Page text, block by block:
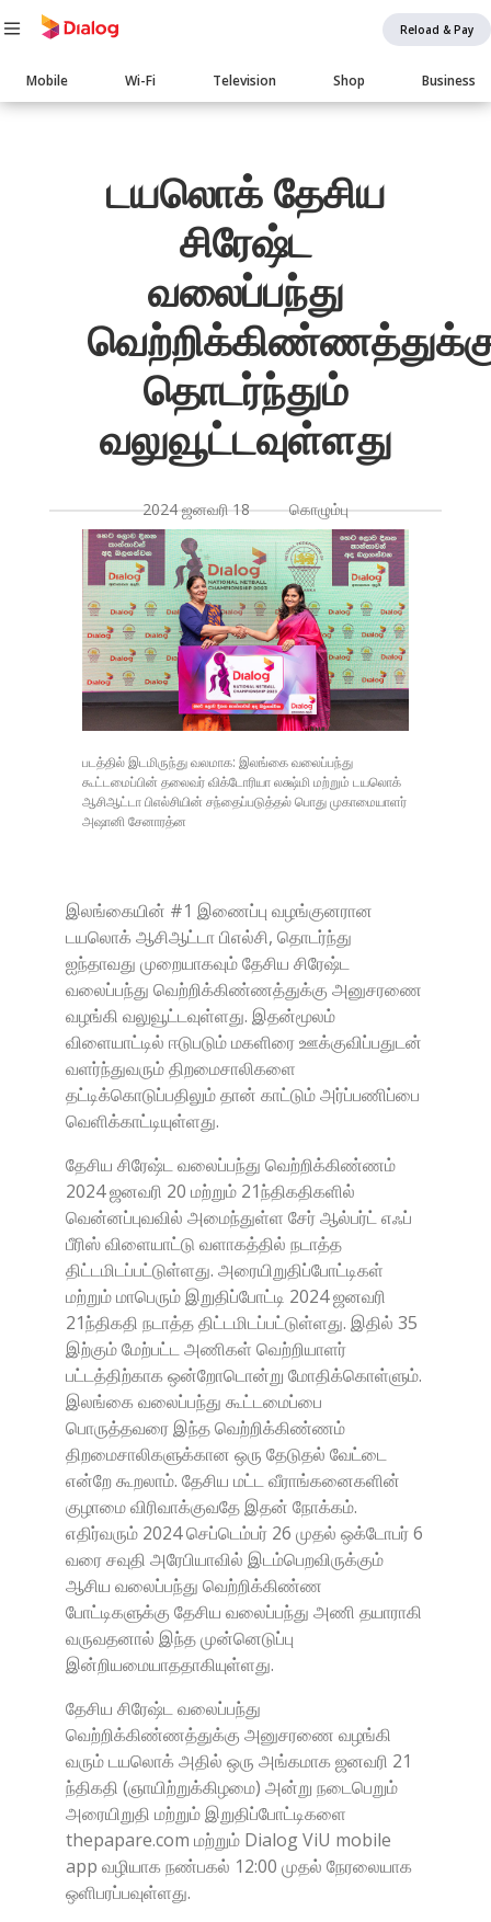
Reload & Pay
Main
navigation
Mobile Wi-Fi Television Shop Business
Body
டயலொக் தேசிய
சிரேஷ்ட
வலைப்பந்து
தொடர்ந்தும்
வலுவூட்டவுள்ளது
2024 ஜனவரி 18 கொழும்பு
படத்தில் இடமிருந்து வலமாக: இலங்கை வலைப்பந்து
கூட்டமைப்பின் தலைவர் விக்டோரியா லக்ஷ்மி மற்றும் டயலொக்
ஆசிஆட்டா பிஎல்சியின் சந்தைப்படுத்தல் பொது முகாமையாளர்
அஷானி சேனாரத்ன
இலங்கையின் #1 இணைப்பு வழங்குனரான
டயலொக் ஆசிஆட்டா பிஎல்சி, தொடர்ந்து
ஐந்தாவது முறையாகவும் தேசிய சிரேஷ்ட
வலைப்பந்து வெற்றிக்கிண்ணத்துக்கு அனுசரணை
வழங்கி வலுவூட்டவுள்ளது. இதன்மூலம்
விளையாட்டில் ஈடுபடும் மகளிரை ஊக்குவிப்பதுடன்
வளர்ந்துவரும் திறமைசாலிகளை
தட்டிக்கொடுப்பதிலும் தான் காட்டும் அர்ப்பணிப்பை
வெளிக்காட்டியுள்ளது.
தேசிய சிரேஷ்ட வலைப்பந்து வெற்றிக்கிண்ணம்
2024 ஜனவரி 20 மற்றும் 21ந்திகதிகளில்
வென்னப்புவவில் அமைந்துள்ள சேர் ஆல்பர்ட் எஃப்
பீரிஸ் விளையாட்டு வளாகத்தில் நடாத்த
திட்டமிடப்பட்டுள்ளது. அரையிறுதிப்போட்டிகள்
மற்றும் மாபெரும் இறுதிப்போட்டி 2024 ஜனவரி
21ந்திகதி நடாத்த திட்டமிடப்பட்டுள்ளது. இதில் 35
இற்கும் மேற்பட்ட அணிகள் வெற்றியாளர்
பட்டத்திற்காக ஒன்றோடொன்று மோதிக்கொள்ளும்.
இலங்கை வலைப்பந்து கூட்டமைப்பை
பொருத்தவரை இந்த வெற்றிக்கிண்ணம்
திறமைசாலிகளுக்கான ஒரு தேடுதல் வேட்டை
என்றே கூறலாம். தேசிய மட்ட வீராங்கனைகளின்
குழாமை விரிவாக்குவதே இதன் நோக்கம்.
எதிர்வரும் 2024 செப்டெம்பர் 26 முதல் ஒக்டோபர் 6
வரை சவுதி அரேபியாவில் இடம்பெறவிருக்கும்
ஆசிய வலைப்பந்து வெற்றிக்கிண்ண
போட்டிகளுக்கு தேசிய வலைப்பந்து அணி தயாராகி
வருவதனால் இந்த முன்னெடுப்பு
இன்றியமையாததாகியுள்ளது.
தேசிய சிரேஷ்ட வலைப்பந்து
வெற்றிக்கிண்ணத்துக்கு அனுசரணை வழங்கி
வரும் டயலொக் அதில் ஒரு அங்கமாக ஜனவரி 21
ந்திகதி (ஞாயிற்றுக்கிழமை) அன்று நடைபெறும்
அரையிறுதி மற்றும் இறுதிப்போட்டிகளை
thepapare.com மற்றும் Dialog ViU mobile
app வழியாக நண்பகல் 12:00 முதல் நேரலையாக
ஒளிபரப்பவுள்ளது.